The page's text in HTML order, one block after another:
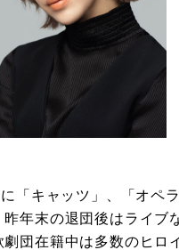
「キャッツ」、「オペ
年末の退団後はライ
劇団在籍中は多数のヒロ